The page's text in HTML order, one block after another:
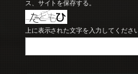
ス、サイトを保存する。
上に表示された文字を入力してくださ